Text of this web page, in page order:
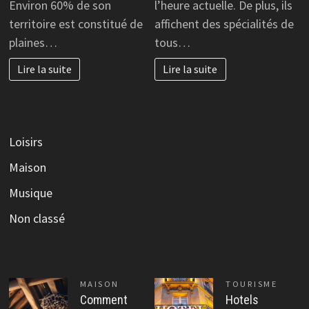
Environ 60% de son
territoire est constitué de
plaines…
Lire la suite
l’heure actuelle. De plus, ils
affichent des spécialités de
tous…
Lire la suite
Loisirs
Maison
Musique
Non classé
MAISON
Comment
TOURISME
Hotels